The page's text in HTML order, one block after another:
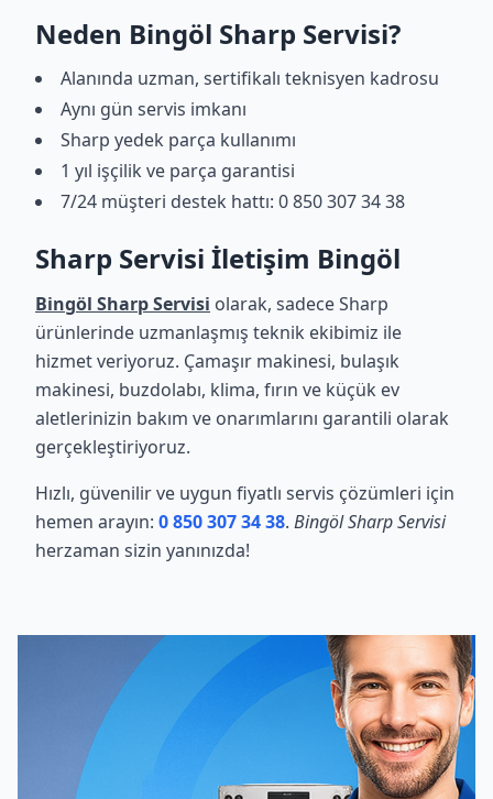
Neden Bingöl Sharp Servisi?
Alanında uzman, sertifikalı teknisyen kadrosu
Aynı gün servis imkanı
Sharp yedek parça kullanımı
1 yıl işçilik ve parça garantisi
7/24 müşteri destek hattı: 0 850 307 34 38
Sharp Servisi İletişim Bingöl
Bingöl Sharp Servisi olarak, sadece Sharp
ürünlerinde uzmanlaşmış teknik ekibimiz ile
hizmet veriyoruz. Çamaşır makinesi, bulaşık
makinesi, buzdolabı, klima, fırın ve küçük ev
aletlerinizin bakım ve onarımlarını garantili olarak
gerçekleştiriyoruz.
Hızlı, güvenilir ve uygun fiyatlı servis çözümleri için
hemen arayın: 0 850 307 34 38. Bingöl Sharp Servisi
herzaman sizin yanınızda!